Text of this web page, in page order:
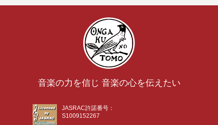
音楽の力を信じ 音楽の心を伝えたい
JASRAC許諾番号：
S1009152267